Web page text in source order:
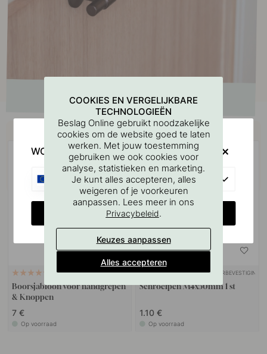
Koop samen met
127
Boorsjabloon voor handgrepen
& Knoppen
7 €
Op voorraad
10 MUURBEVESTIGING
Schroefpen M4x50mm 1 st
1.10 €
Op voorraad
COOKIES EN VERGELIJKBARE
TECHNOLOGIEËN
Beslag Online gebruikt noodzakelijke
cookies om de website goed te laten
werken. Met jouw toestemming
gebruiken we ook cookies voor
analyse, statistieken en marketing.
Je kunt alles accepteren, alles
weigeren of je voorkeuren
aanpassen. Lees meer in ons
Privacybeleid.
Keuzes aanpassen
Alles accepteren
WOULD YOU RATHER VISIT?
CHANGE COUNTRY